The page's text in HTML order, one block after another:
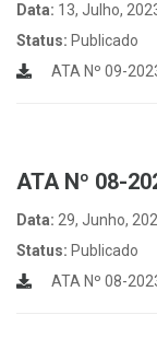
Data: 13, Julho,
Status: Publicado
ATA Nº 09-
ATA Nº 08-
Data: 29, Junho,
Status: Publicado
ATA Nº 08-